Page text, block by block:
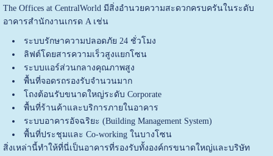
The Offices at CentralWorld มีสิ่งอำนวยความสะดวกครบครันในระดับ
อาคารสำนักงานเกรด A เช่น
ระบบรักษาความปลอดภัย 24 ชั่วโมง
ลิฟต์โดยสารความเร็วสูงแยกโซน
ระบบแอร์ส่วนกลางคุณภาพสูง
พื้นที่จอดรถรองรับจำนวนมาก
โถงต้อนรับขนาดใหญ่ระดับ Corporate
พื้นที่ร้านค้าและบริการภายในอาคาร
ระบบอาคารอัจฉริยะ (Building Management System)
พื้นที่ประชุมและ Co-working ในบางโซน
สิ่งเหล่านี้ทำให้ที่นี่เป็นอาคารที่รองรับทั้งองค์กรขนาดใหญ่และบริษัท